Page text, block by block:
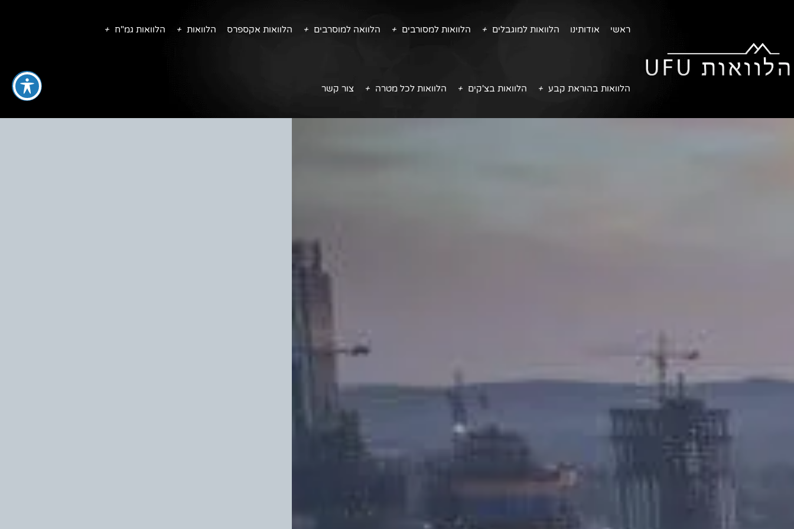
ראשי אודותינו הלוואות למוגבלים הלוואות למסורבים הלוואה למוסרבים הלוואות אקספרס הלוואות הלוואות גמ"ח
הלוואות בהוראת קבע הלוואות בצ'קים הלוואות לכל מטרה צור קשר